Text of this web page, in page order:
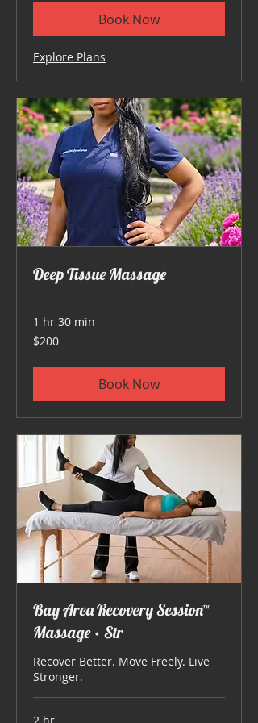
Book Now
Explore Plans
Deep Tissue Massage
1 hr 30 min
200
US
$200
Book Now
Bay Area Recovery Session™
Massage • Str
Recover Better. Move Freely. Live
Stronger.